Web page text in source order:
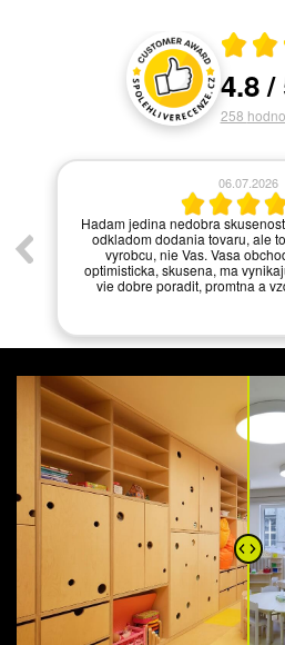
Průměrné
4.8/
258
06.07.2026
Hadam jedina nedobra
odkladom dodania tovaru, ale
vyrobcu, nie Vas. Vasa
optimisticka, skusena, ma
vie dobre poradit, promtna a